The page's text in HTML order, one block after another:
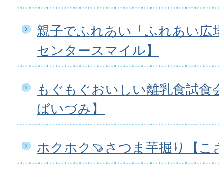
親子でふれあい「ふれあい広
センタースマイル】
もぐもぐおいしい離乳食試食
ばいづみ】
ホクホク🍠さつま芋掘り【こ